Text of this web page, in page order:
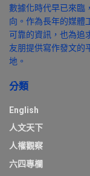
數據化時代早已來臨
向。作為長年的媒體
可靠的資訊，也為追
友朋提供寫作發文的
地。
分類
English
人文天下
人權觀察
六四專欄